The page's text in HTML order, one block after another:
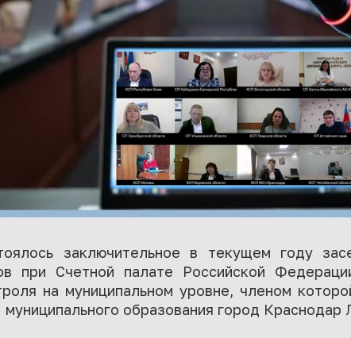
заключительное в текущем году
при Счетной палате Российской
на муниципальном уровне, членом
образования город